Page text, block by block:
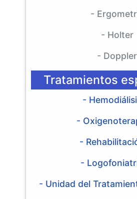
-
- Holter
- Doppler
Tratamientos
-
-
-
-
- Unidad del